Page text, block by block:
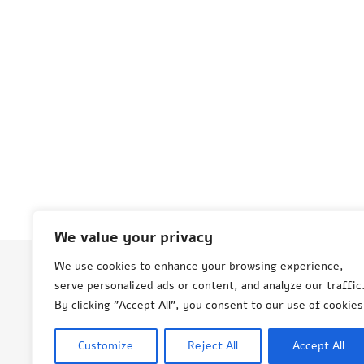
We value your privacy
We use cookies to enhance your browsing experience,
serve personalized ads or content, and analyze our traffic.
By clicking "Accept All", you consent to our use of
Customize Reject All Accept All
© Aneta Grenda Życie i podróże